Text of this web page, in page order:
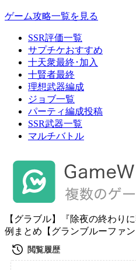
ゲーム攻略一覧を見る
SSR評価一覧
サプチケおすすめ
十天衆最終･加入
十賢者最終
理想武器編成
ジョブ一覧
パーティ編成投稿
SSR武器一覧
マルチバトル
【グラブル】『除夜の終わり
例まとめ【グランブルーファン